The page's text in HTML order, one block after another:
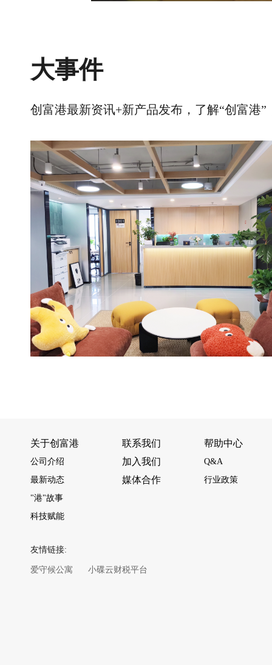
大事件
创富港最新资讯+新产品发布，了解“创富港
关于创富港
公司介绍
最新动态
"港"故事
科技赋能
联系我们
加入我们
媒体合作
帮助中心
Q&A
行业政策
友情链接:
爱守候公寓 小碟云财税平台